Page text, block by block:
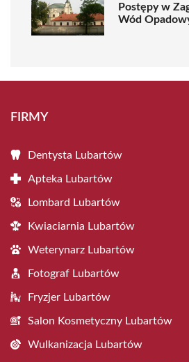
Postępy w
Wód
FIRMY
Dentysta Lubartów
Apteka Lubartów
Lombard Lubartów
Kwiaciarnia Lubartów
Weterynarz Lubartów
Fotograf Lubartów
Fryzjer Lubartów
Salon Kosmetyczny Lubartów
Wulkanizacja Lubartów